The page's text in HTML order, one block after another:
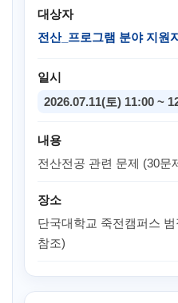
대상자
전산_프로그램 분야 지원
일시
2026.07.11(토) 11:00 ~
내용
전산전공 관련 문제 (30문
장소
단국대학교 죽전캠퍼스
참조)